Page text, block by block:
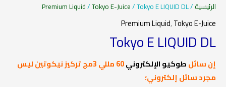
الرئيسية /
Premium Liquid/Tokyo E-Juice/ Tokyo E LIQUID DL
Premium Liquid,Tokyo E-Juice
Tokyo E LIQUID DL
إن سائلطوكيو الإلكتروني
60 مللي 3مج تركيز نيكوتين ليس
مجرد سائل إلكتروني؛